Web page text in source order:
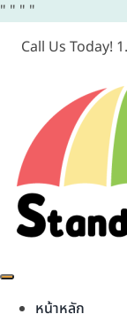
" " " "
Call Us Today!
หน้าหลัก